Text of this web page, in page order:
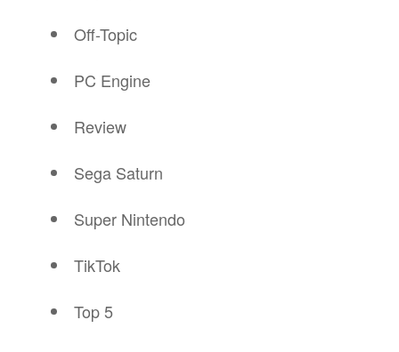
Off-Topic
PC Engine
Review
Sega Saturn
Super Nintendo
TikTok
Top 5